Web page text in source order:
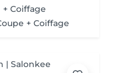
+ Coiffage
+ Coiffage